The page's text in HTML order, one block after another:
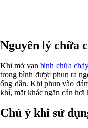
Nguyên lý chữa
Khi mở vanbình chữa cháy
trong bình được phun ra
ống dẫn. Khi phun vào
khí, mặt khác ngăn cản hơi
Chú ý khi sử